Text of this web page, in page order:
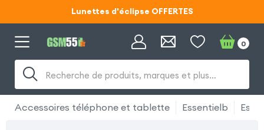
Lunettes d'éclipse OFFERTES
Code ECLIPSE55
Code ECLIPSE55
Recherche de produits, marques et plus…
0
Accessoires téléphone et tablette Essentielb